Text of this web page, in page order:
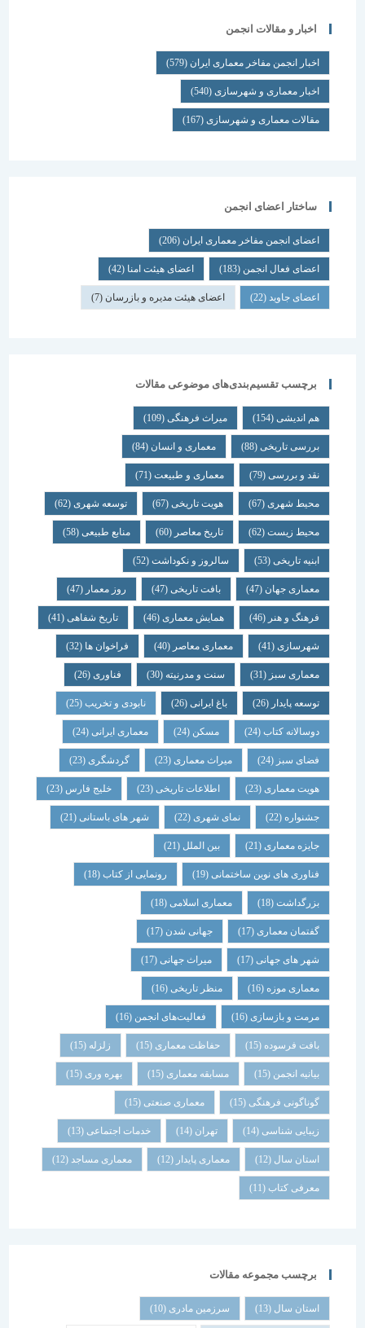
اخبار و مقالات انجمن
اخبار انجمن مفاخر معماری ایران (579)
اخبار معماری و شهرسازی(540)
مقالات معماری و شهرسازی(167)
ساختار اعضای انجمن
اعضای انجمن مفاخر معماری ایران (206)
اعضای فعال انجمن(183) اعضای هیئت امنا(42)
اعضای جاوید(22) اعضای هیئت مدیره و بازرسان(7)
برچسب تقسیم‌بندی‌های موضوعی مقالات
هم اندیشی (154) میراث فرهنگی (109)
بررسی تاریخی (88) معماری و انسان (84)
نقد و بررسی (79) معماری و طبیعت (71)
محیط شهری(67) هویت تاریخی(67) توسعه شهری(62)
محیط زیست(62) تاریخ معاصر(60) منابع طبیعی(58)
ابنیه تاریخی(53) سالروز و نکوداشت(52)
معماری جهان (47) بافت تاریخی(47) روز معمار(47)
فرهنگ و هنر(46) همایش معماری (46) تاریخ شفاهی (41)
شهرسازی(41) معماری معاصر(40) فراخوان ها (32)
معماری سبز(31) سنت و مدرنیته(30) فناوری (26)
توسعه پایدار(26) باغ ایرانی(26) نابودی و تخریب(25)
دوسالانه کتاب(24) مسکن (24) معماری ایرانی(24)
فضای سبز(24) میراث معماری (23) گردشگری (23)
هویت معماری (23) اطلاعات تاریخی(23) خلیج فارس(23)
جشنواره(22) نمای شهری(22) شهر های باستانی (21)
جایزه معماری (21) بین الملل(21)
فناوری های نوین ساختمانی(19) رونمایی از کتاب (18)
بزرگداشت (18) معماری اسلامی(18)
گفتمان معماری (17) جهانی شدن(17)
شهر های جهانی(17) میراث جهانی(17)
معماری موزه(16) منظر تاریخی (16)
مرمت و بازسازی(16) فعالیت‌های انجمن(16)
بافت فرسوده (15) حفاظت معماری (15) زلزله
بیانیه انجمن(15) مسابقه معماری (15) بهره وری(15)
گوناگونی فرهنگی (15) معماری صنعتی(15)
زیبایی شناسی (14) تهران خدمات اجتماعی (13)
استان سال(12) معماری پایدار (12) معماری مساجد(12)
معرفی کتاب(11)
برچسب مجموعه مقالات
استان سال(13) سرزمین مادری(10)